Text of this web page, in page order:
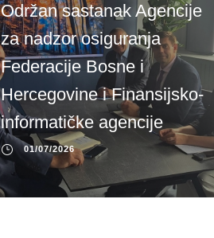
Održan sastanak Agencije
za nadzor osiguranja
Federacije Bosne i
Hercegovine i Finansijsko-
informatičke agencije
01/07/2026